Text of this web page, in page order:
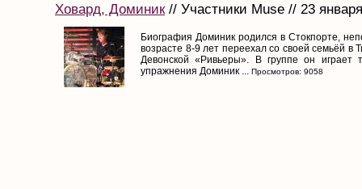
Ховард, Доминик// Участники Muse // 23
Биография Доминик родился в Стокпорте,
возрасте 8-9 лет переехал со своей семьёй в
Девонской «Ривьеры». В группе он играет
упражнения Доминик ... Просмотров: 9058